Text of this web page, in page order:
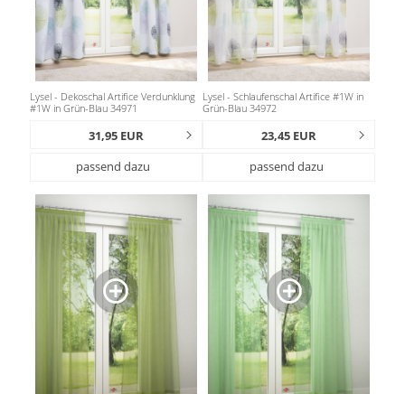
Lysel - Dekoschal Artifice Verdunklung
#1W in Grün-Blau 34971
31,95 EUR
passend dazu
Lysel - Schlaufenschal Artifice #1W in
Grün-Blau 34972
23,45 EUR
passend dazu